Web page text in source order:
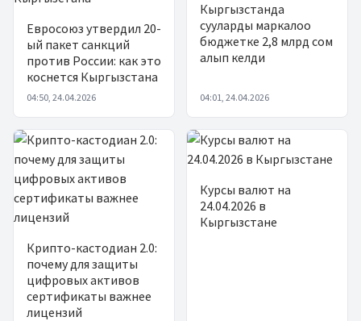
Евросоюз утвердил 20-
ый пакет санкций
против России: как это
коснется Кыргызстана
04:50, 24.04.2026
Кыргызстанда
сууларды маркалоо
бюджетке 2,8 млрд сом
алып келди
04:01, 24.04.2026
Крипто-кастодиан 2.0:
почему для защиты
цифровых активов
сертификаты важнее
лицензий
Курсы валют на
24.04.2026 в
Кыргызстане